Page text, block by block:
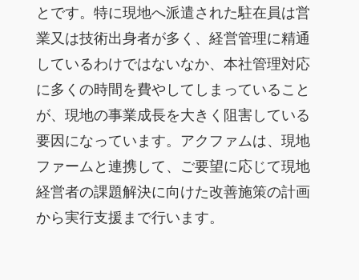
とです。特に現地へ派遣された駐在員は営
業又は技術出身者が多く、経営管理に精通
しているわけではないなか、本社管理対応
に多くの時間を費やしてしまっていること
が、現地の事業成長を大きく阻害している
要因になっています。アクファムは、現地
ファームと連携して、ご要望に応じて現地
経営者の課題解決に向けた改善施策の計画
から実行支援まで行います。